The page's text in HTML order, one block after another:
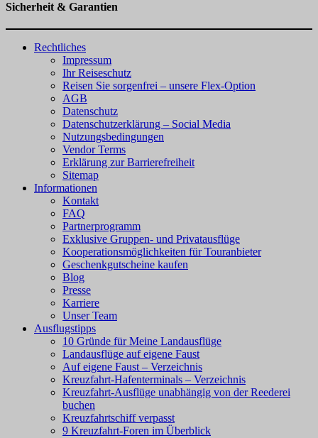
Sicherheit & Garantien
Rechtliches
Impressum
Ihr Reiseschutz
Reisen Sie sorgenfrei – unsere Flex-Option
AGB
Datenschutz
Datenschutzerklärung – Social Media
Nutzungsbedingungen
Vendor Terms
Erklärung zur Barrierefreiheit
Sitemap
Informationen
Kontakt
FAQ
Partnerprogramm
Exklusive Gruppen- und Privatausflüge
Kooperationsmöglichkeiten für Touranbieter
Geschenkgutscheine kaufen
Blog
Presse
Karriere
Unser Team
Ausflugstipps
10 Gründe für Meine Landausflüge
Landausflüge auf eigene Faust
Auf eigene Faust – Verzeichnis
Kreuzfahrt-Hafenterminals – Verzeichnis
Kreuzfahrt-Ausflüge unabhängig von der Reederei
buchen
Kreuzfahrtschiff verpasst
9 Kreuzfahrt-Foren im Überblick